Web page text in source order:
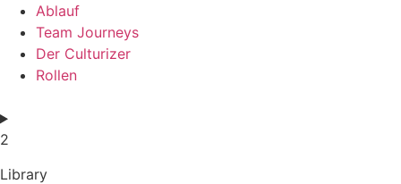
Ablauf
Team Journeys
Der Culturizer
Rollen
2
Library